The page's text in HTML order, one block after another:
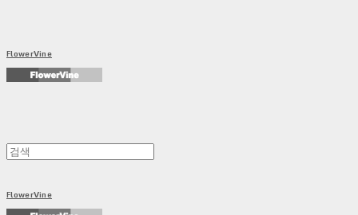
FlowerVine
FlowerVine